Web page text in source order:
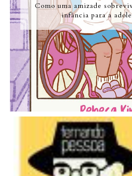
Como uma amizade
infância para a